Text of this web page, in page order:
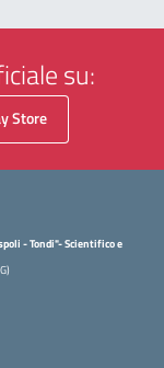
su:
Store
- Tondi"- Scientifico e